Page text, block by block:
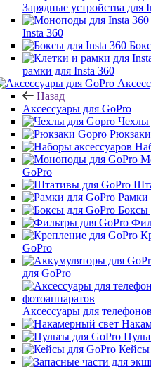
Зарядные устройства для
Insta 360
рамки для Insta 360
Назад
Аксессуары для GoPro
Чехлы
GoPro
Рамки
Боксы
GoPro
для GoPro
Аксессуары для
Кейсы